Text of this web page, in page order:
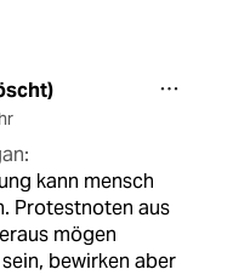
kann mensch
Protestnoten aus
mögen
bewirken aber